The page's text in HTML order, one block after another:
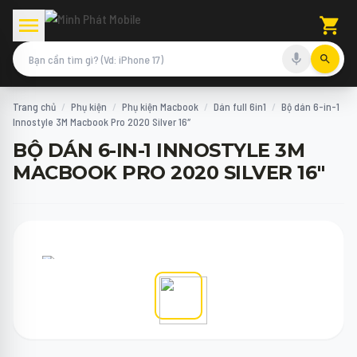
Trang chủ / Phụ kiện / Phụ kiện Macbook / Dán full 6in1 / Bộ dán 6-in-1
Innostyle 3M Macbook Pro 2020 Silver 16″
BỘ DÁN 6-IN-1 INNOSTYLE 3M
MACBOOK PRO 2020 SILVER 16"